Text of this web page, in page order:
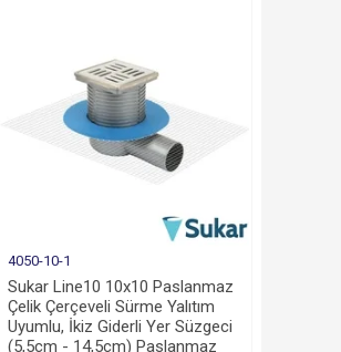
4050-10-1
Sukar Line10 10x10 Paslanmaz
Çelik Çerçeveli Sürme Yalıtım
Uyumlu, İkiz Giderli Yer Süzgeci
(5,5cm - 14,5cm) Paslanmaz